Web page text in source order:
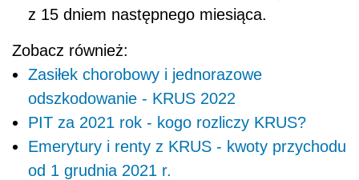
z 15 dniem następnego miesiąca.
Zobacz również:
Zasiłek chorobowy i jednorazowe
odszkodowanie - KRUS 2022
PIT za 2021 rok - kogo rozliczy KRUS?
Emerytury i renty z KRUS - kwoty przychodu
od 1 grudnia 2021 r.